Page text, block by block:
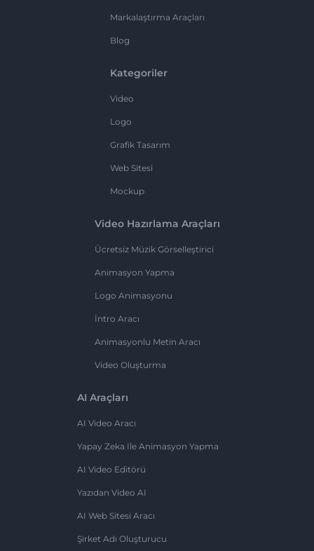
Markalaştırma Araçları
Blog
Kategoriler
Video
Logo
Grafik Tasarım
Web Sitesi
Mockup
Video Hazırlama Araçları
Ücretsiz Müzik Görselleştirici
Animasyon Yapma
Logo Animasyonu
İntro Aracı
Animasyonlu Metin Aracı
Video Oluşturma
AI Araçları
AI Video Aracı
Yapay Zeka Ile Animasyon Yapma
AI Video Editörü
Yazıdan Video AI
AI Web Sitesi Aracı
Şirket Adı Oluşturucu